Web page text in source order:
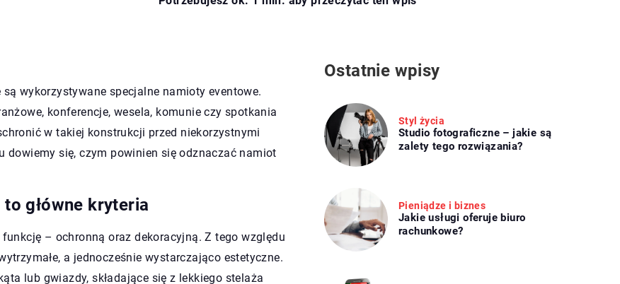
wykorzystywane specjalne namioty eventowe.
konferencje, wesela, komunie czy spotkania
w takiej konstrukcji przed niekorzystnymi
dowiemy się, czym powinien się odznaczać namiot
główne kryteria
– ochronną oraz dekoracyjną. Z tego względu
a jednocześnie wystarczająco estetyczne.
lub gwiazdy, składające się z lekkiego stelaża
Ostatnie wpisy
Styl życia
Studio fotograficzne – jakie są
zalety tego rozwiązania?
Pieniądze i biznes
Jakie usługi oferuje biuro
rachunkowe?